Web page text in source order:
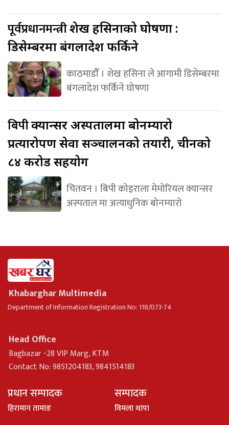
पूर्वप्रधानमन्त्रीशेख हसिनाको घोषणा :
डिसेम्बरमा बंगलादेश फर्किने
काठमाडौँ । शेख हसिना ले आगामी डिसेम्बरमा
बंगलादेश फर्किने घोषणा
बिपीक्यान्सर अस्पतालमा बोनम्यारो
प्रत्यारोपण सेवा सञ्चालनको तयारी, चीनको
८४ करोड सहयोग
चितवन । बिपी कोइराला मेमोरियल क्यान्सर
अस्पताल मा अत्याधुनिक बोनम्यारो
Khabarghar Multimedia
Department of Information Registration No: 118/073-74
Head Office
Bagbazar -28 VIP Marg, KTM
Contact No: 9851204183, 9841514183
प्रधान सम्पादक
हिरामान तामाङ
सम्पादक
विमला थापा